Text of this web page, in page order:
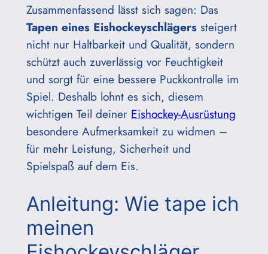
Zusammenfassend lässt sich sagen: Das
Tapen eines Eishockeyschlägerssteigert
nicht nur Haltbarkeit und Qualität, sondern
schützt auch zuverlässig vor Feuchtigkeit
und sorgt für eine bessere Puckkontrolle im
Spiel. Deshalb lohnt es sich, diesem
wichtigen Teil deiner Eishockey-Ausrüstung
besondere Aufmerksamkeit zu widmen –
für mehr Leistung, Sicherheit und
Spielspaß auf dem Eis.
Anleitung: Wie tape ich
meinen